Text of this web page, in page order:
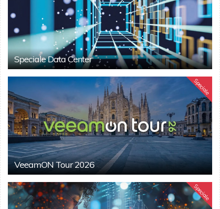
Speciale Data Center
Speciale
VeeamON Tour 2026
Speciale